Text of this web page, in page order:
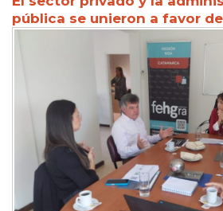
pública se unieron a favor